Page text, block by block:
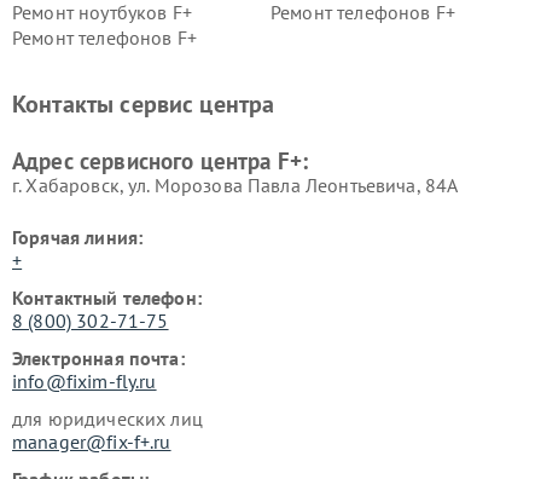
Ремонт ноутбуков F+
Ремонт телефонов F+
Ремонт телефонов F+
Контакты сервис центра
Адрес сервисного центра F+:
г. Хабаровск, ул. Морозова Павла Леонтьевича, 84А
Горячая линия:
+
Контактный телефон:
8 (800) 302-71-75
Электронная почта:
info@fixim-fly.ru
для юридических лиц
manager@fix-f+.ru